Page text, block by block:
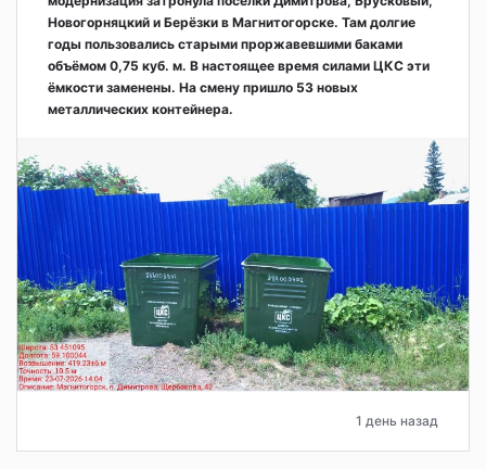
Новогорняцкий и Берёзки в Магнитогорске. Там долгие
годы пользовались старыми проржавевшими баками
объёмом 0,75 куб. м. В настоящее время силами ЦКС эти
ёмкости заменены. На смену пришло 53 новых
металлических контейнера.
1 день назад